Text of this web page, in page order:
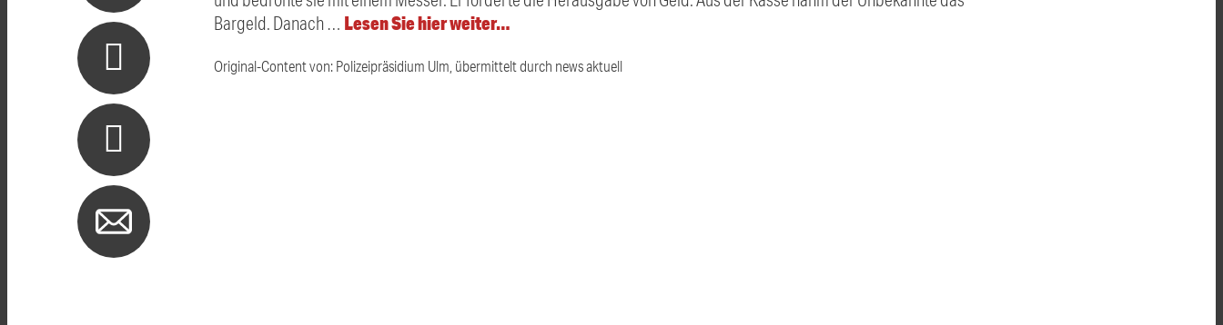
Bargeld. Danach … Lesen Sie hier weiter…
Original-Content von: Polizeipräsidium Ulm, übermittelt durch news aktuell